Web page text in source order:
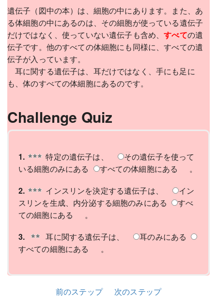
遺伝子（図中の本）は、細胞の中にあります。また、あ
る体細胞の中にあるのは、その細胞が使っている遺伝子
だけではなく、使っていない遺伝子も含め、すべての遺
伝子です。他のすべての体細胞にも同様に、すべての遺
伝子が入っています。
耳に関する遺伝子は、耳だけではなく、手にも足に
も、体のすべての体細胞にあるのです。
Challenge Quiz
1. 特定の遺伝子は、
その遺伝子を使って
いる細胞のみにある
すべての体細胞にある
。
2.
インスリンを決定する遺伝子は、
イン
スリンを生成、内分泌する細胞のみにある
すべ
ての細胞にある
。
3.
耳に関する遺伝子は、
耳のみにある
すべての細胞にある
。
前のステップ 次のステップ